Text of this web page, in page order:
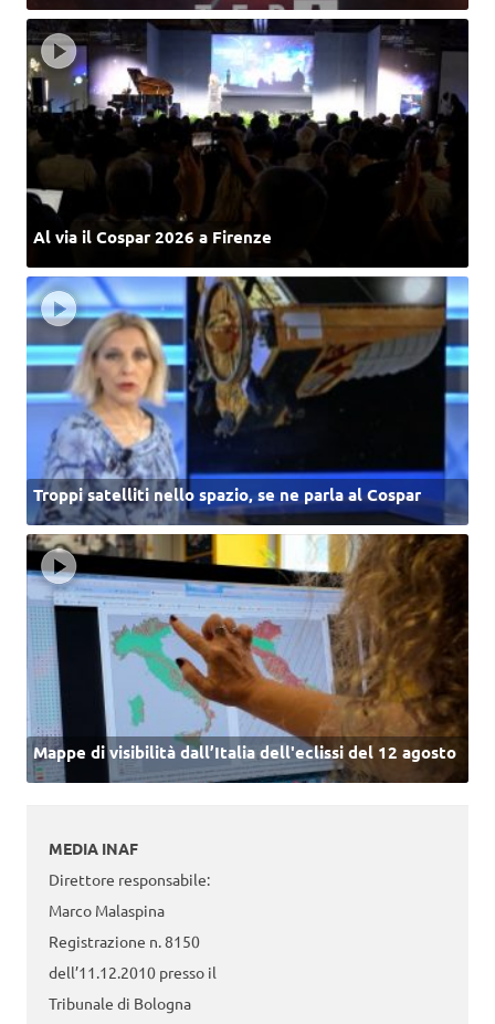
Al via il Cospar 2026 a Firenze
Troppi satelliti nello spazio, se ne parla al Cospar
Mappe di visibilità dall’Italia dell'eclissi del 12 agosto
MEDIA INAF
Direttore responsabile:
Marco Malaspina
Registrazione n. 8150
dell’11.12.2010 presso il
Tribunale di Bologna